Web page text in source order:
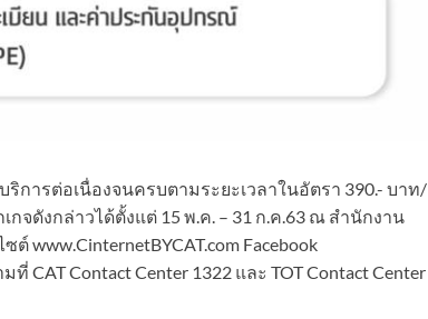
การต่อเนื่องจนครบตามระยะเวลาในอัตรา 390.- บาท/
ดังกล่าวได้ตั้งแต่ 15 พ.ค. – 31 ก.ค.63 ณ สำนักงาน
www.CinternetBYCAT.com Facebook
CAT Contact Center 1322 และ TOT Contact Center